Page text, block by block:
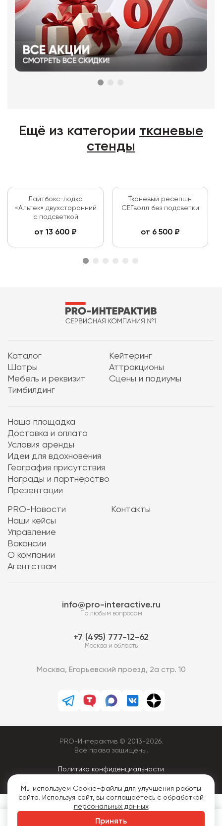
Покупка
Ещё из категории тканевые
стенды
Лайтбокс-лодка
«Альтек» двухсторонний
с подсветкой
от 13 600 ₽
Тканевый ресепшн
СЕГволл без подсветки
от 6 500₽
Каталог
Кейтеринг
Шатры
Аттракционы
Мебель и реквизит
Сцены и подиумы
Тимбилдинг
Наша площадка
Доставка и оплата
Условия аренды
Идеи для вдохновения
География присутствия
Награды и партнерство
Презентации
PRO-Новости
Наши кейсы
Управление
Вакансии
О компании
Агентствам
Контакты
info@pro-interactive.ru
По любым вопросам
7 (495) 777-12-62
Москва и область
Москва, Егорьевский проезд, 2а стр. 10
PRO-Интерактив © 2013-2026.
Все права защищены.
Политика конфиденциальности
Мы используем Cookie-файлы для улучшения работы
сайта. Используя сайт, вы соглашаетесь с обработкой
персональных данных
Принять